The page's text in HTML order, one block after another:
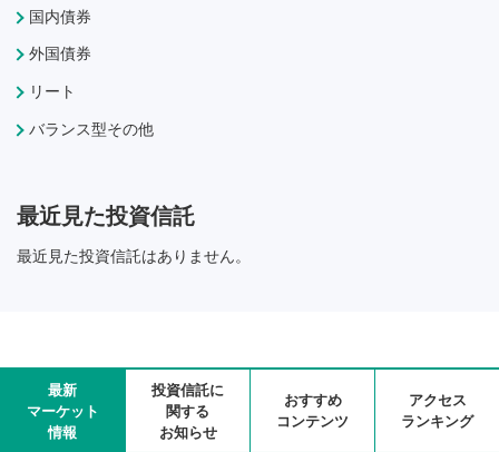
国内債券
外国債券
リート
バランス型その他
最近見た投資信託
最近見た投資信託はありません。
最新
マーケット
情報
投資信託に
関する
お知らせ
おすすめ
コンテンツ
アクセス
ランキング